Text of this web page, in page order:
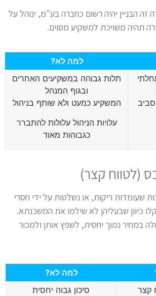
זה הבניין יהיה רשום כחברה בע"מ, ינוהל על
תהיה משויכת למשקיע מסוים.
למה לא?
תלות גבוהה במשקיעים האחרים
ובגוף המנהל
המשקיע כמעט ולא שותף בניהול
עלויות הניהול עלולות להתברר
כגבוהות מאוד
שעומדות ריקות, או נשלטות על ידי חסרי
כיוון שבעליהן לא שילמו את המשכנתא.
במחיר נמוך יחסית, לשפץ אותן ולמכור
למה לא?
קצר
סיכון גבוה יחסית